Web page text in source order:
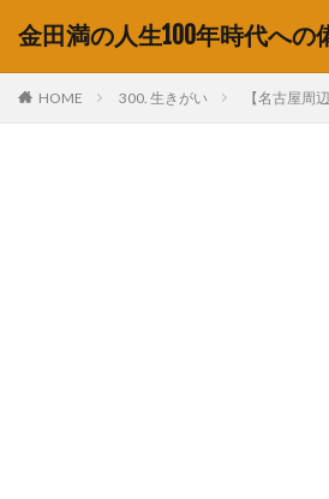
金田満の人生100年時代への
HOME 300. 生きがい 【名古屋